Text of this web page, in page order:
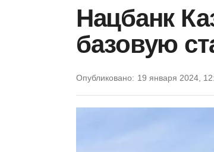
Нацбанк
базовую
Опубликовано: 19 января 2024,